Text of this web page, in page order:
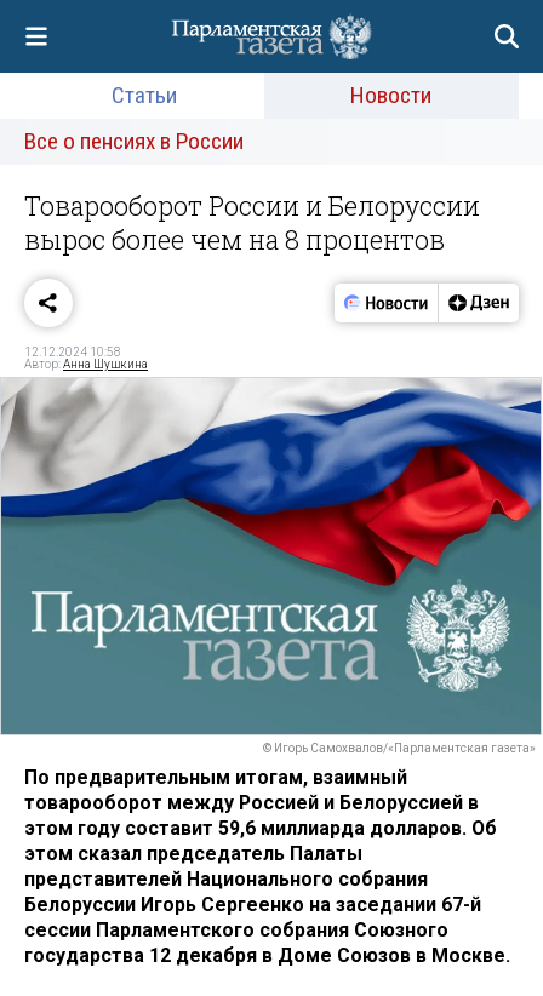
Статьи
Новости
Все о пенсиях в России
Товарооборот России и Белоруссии
вырос более чем на 8 процентов
12.12.2024 10:58
Автор:Анна Шушкина
© Игорь Самохвалов/«Парламентская газета»
По предварительным итогам, взаимный
товарооборот между Россией и Белоруссией в
этом году составит 59,6 миллиарда долларов. Об
этом сказал председатель Палаты
представителей Национального собрания
Белоруссии Игорь Сергеенко на заседании 67-й
сессии Парламентского собрания Союзного
государства 12 декабря в Доме Союзов в Москве.